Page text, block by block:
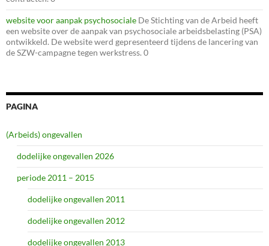
website voor aanpak psychosociale De Stichting van de Arbeid heeft
een website over de aanpak van psychosociale arbeidsbelasting (PSA)
ontwikkeld. De website werd gepresenteerd tijdens de lancering van
de SZW-campagne tegen werkstress. 0
PAGINA
(Arbeids) ongevallen
dodelijke ongevallen 2026
periode 2011 – 2015
dodelijke ongevallen 2011
dodelijke ongevallen 2012
dodelijke ongevallen 2013